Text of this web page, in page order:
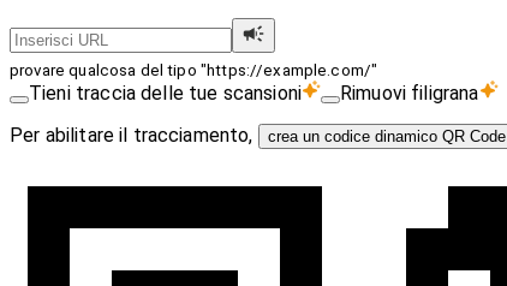
provare qualcosa del tipo "https://example.com/"
Tieni traccia delle tue scansioni
Rimuovi filigrana
Per abilitare il tracciamento,
crea un codice dinamico QR Code